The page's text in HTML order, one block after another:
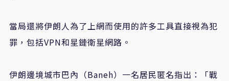
當局還將伊朗人為了上網而使用的許多工具直接視為犯
罪，包括VPN和星鏈衛星網路。
伊朗邊境城市巴內（Baneh）一名居民匿名指出：「戰